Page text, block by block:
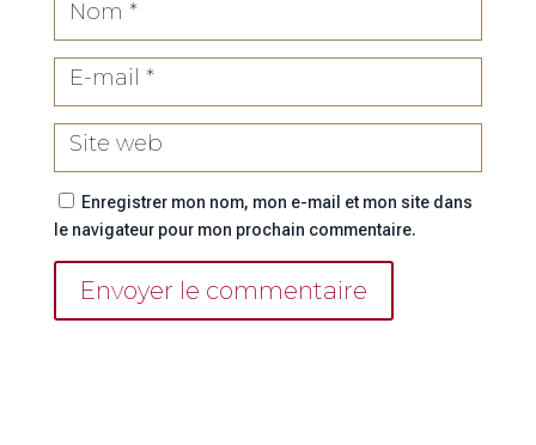
Enregistrer mon nom, mon e-mail et mon site dans
le navigateur pour mon prochain commentaire.
Envoyer le commentaire